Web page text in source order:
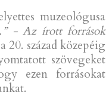
muzeológusa
- Az írott források
század közepéig
szövegeket
ezen forrásokat